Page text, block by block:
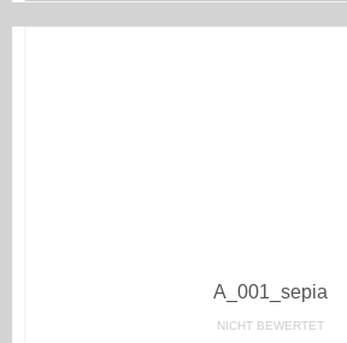
A_001_sepia
NICHT BEWERTET